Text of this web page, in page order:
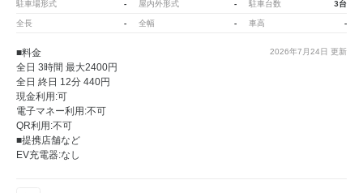
駐車場形式 - 屋内外形式 - 駐車台数 3台
全長 - 全幅 - 車高 -
2026年7月24日 更新
■料金
全日 3時間 最大2400円
全日 終日 12分 440円
現金利用:可
電子マネー利用:不可
QR利用:不可
■提携店舗など
EV充電器:なし